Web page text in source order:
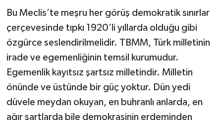
Bu Meclis’te meşru her görüş demokratik sınırlar
çerçevesinde tıpkı 1920’li yıllarda olduğu gibi
özgürce seslendirilmelidir. TBMM, Türk milletinin
irade ve egemenliğinin temsil kurumudur.
Egemenlik kayıtsız şartsız milletindir. Milletin
önünde ve üstünde bir güç yoktur. Dün yedi
düvele meydan okuyan, en buhranlı anlarda, en
ağır şartlarda bile demokrasinin erdeminden